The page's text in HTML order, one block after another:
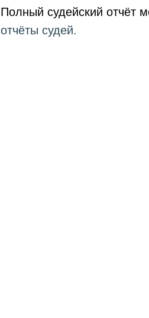
Полный судейский отчёт
отчёты судей.